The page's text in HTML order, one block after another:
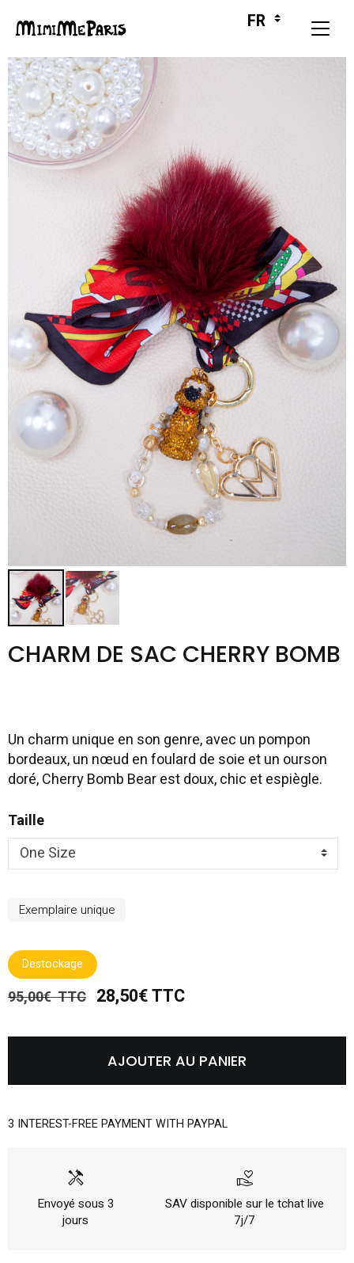
CHARM DE SAC CHERRY BOMB
Un charm unique en son genre, avec un pompon
bordeaux, un nœud en foulard de soie et un ourson
doré, Cherry Bomb Bear est doux, chic et espiègle.
Taille
Exemplaire unique
Destockage
95,00€ TTC 28,50€ TTC
AJOUTER AU PANIER
3 INTEREST-FREE PAYMENT WITH PAYPAL
handyman
Envoyé sous 3
jours
volunteer_activism
SAV disponible sur le tchat live
7j/7